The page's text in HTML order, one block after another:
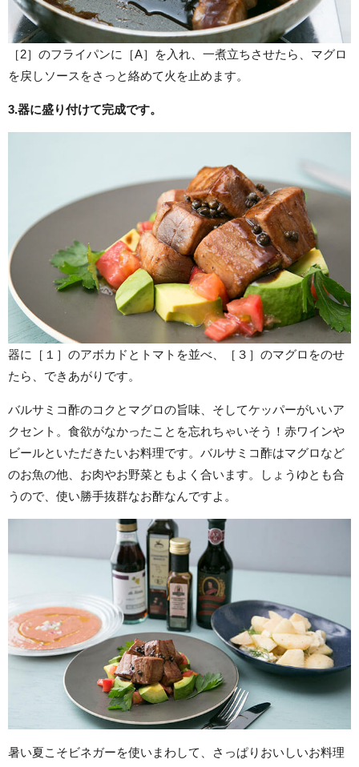
［2］のフライパンに［A］を入れ、一煮立ちさせたら、マグロ
を戻しソースをさっと絡めて火を止めます。
3.器に盛り付けて完成です。
器に［１］のアボカドとトマトを並べ、［３］のマグロをのせ
たら、できあがりです。
バルサミコ酢のコクとマグロの旨味、そしてケッパーがいいア
クセント。食欲がなかったことを忘れちゃいそう！赤ワインや
ビールといただきたいお料理です。バルサミコ酢はマグロなど
のお魚の他、お肉やお野菜ともよく合います。しょうゆとも合
うので、使い勝手抜群なお酢なんですよ。
暑い夏こそビネガーを使いまわして、さっぱりおいしいお料理